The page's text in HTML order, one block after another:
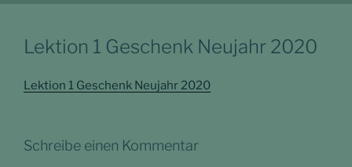
Lektion 1 Geschenk Neujahr 2020
Lektion 1 Geschenk Neujahr 2020
Schreibe einen Kommentar